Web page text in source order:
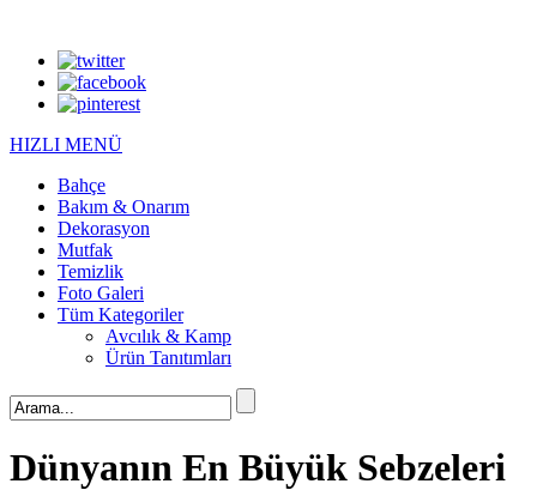
HIZLI MENÜ
Bahçe
Bakım & Onarım
Dekorasyon
Mutfak
Temizlik
Foto Galeri
Tüm Kategoriler
Avcılık & Kamp
Ürün Tanıtımları
Dünyanın En Büyük Sebzeleri